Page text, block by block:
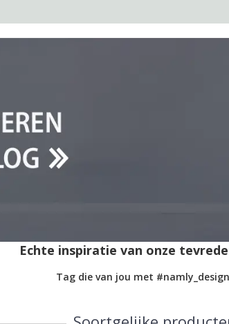
Echte inspiratie van onze
Tag die van jou met #namly_design